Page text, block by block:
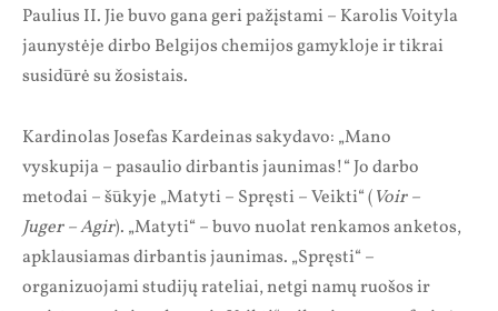
Paulius II. Jie buvo gana geri pažįstami – Karolis Voityla
jaunystėje dirbo Belgijos chemijos gamykloje ir tikrai
susidūrė su žosistais.
Kardinolas Josefas Kardeinas sakydavo: „Mano
vyskupija – pasaulio dirbantis jaunimas!“ Jo darbo
metodai – šūkyje „Matyti – Spręsti – Veikti“ (Voir –
Juger – Agir). „Matyti“ – buvo nuolat renkamos anketos,
apklausiamas dirbantis jaunimas. „Spręsti“ –
organizuojami studijų rateliai, netgi namų ruošos ir